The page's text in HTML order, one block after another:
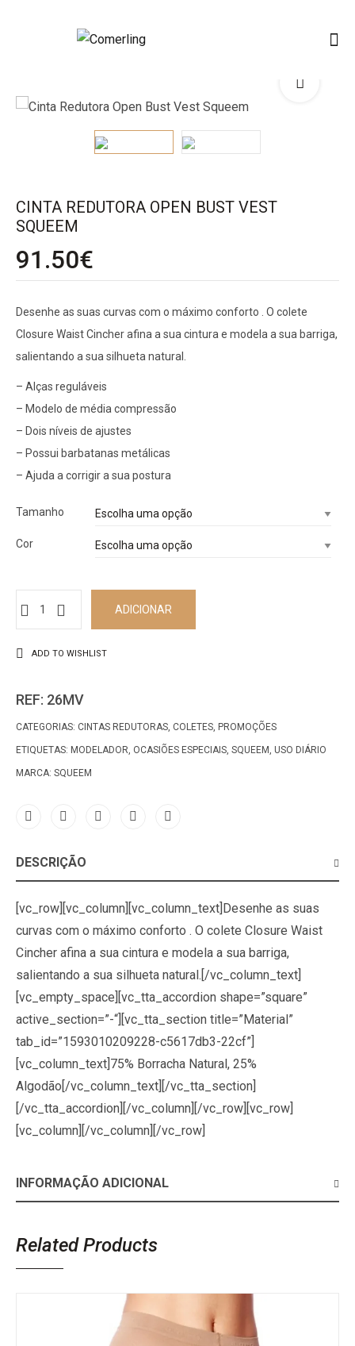
CINTA REDUTORA OPEN BUST VEST
SQUEEM
91.50€
Desenhe as suas curvas com o máximo conforto . O colete
Closure Waist Cincher afina a sua cintura e modela a sua barriga,
salientando a sua silhueta natural.
– Alças reguláveis
– Modelo de média compressão
– Dois níveis de ajustes
– Possui barbatanas metálicas
– Ajuda a corrigir a sua postura
Tamanho
Cor
ADICIONAR
ADD TO WISHLIST
REF: 26MV
CATEGORIAS: CINTAS REDUTORAS, COLETES, PROMOÇÕES
ETIQUETAS: MODELADOR, OCASIÕES ESPECIAIS, SQUEEM , USO DIÁRIO
MARCA: SQUEEM
DESCRIÇÃO
[vc_row][vc_column][vc_column_text]Desenhe as suas
curvas com o máximo conforto . O colete Closure Waist
Cincher afina a sua cintura e modela a sua barriga,
salientando a sua silhueta natural.[/vc_column_text]
[vc_empty_space][vc_tta_accordion shape=”square”
active_section=”-“][vc_tta_section title=”Material”
tab_id=”1593010209228-c5617db3-22cf”]
[vc_column_text]75% Borracha Natural, 25%
Algodão[/vc_column_text][/vc_tta_section]
[/vc_tta_accordion][/vc_column][/vc_row][vc_row]
[vc_column][/vc_column][/vc_row]
INFORMAÇÃO ADICIONAL
Related Products